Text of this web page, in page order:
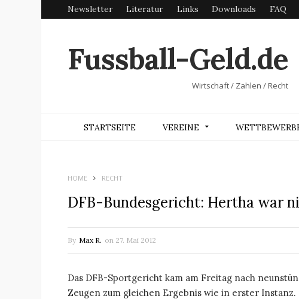
Newsletter Literatur Links Downloads FAQ
Fussball-Geld.de
Wirtschaft / Zahlen / Recht
STARTSEITE VEREINE
HOME RECHT
DFB-Bundesgericht: Hertha war
By Max R. on 27. Mai 2012
Das DFB-Sportgericht kam am Freitag nach
Zeugen zum gleichen Ergebnis wie in erster